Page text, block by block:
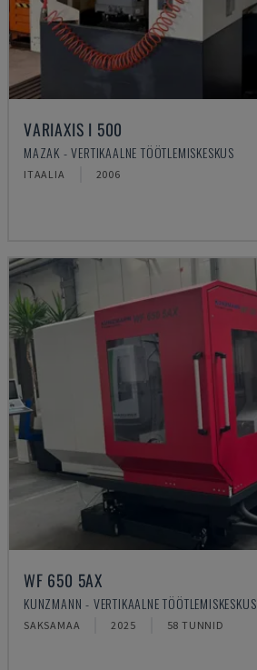
VARIAXIS I 500
MAZAK - VERTIKAALNE TÖÖTLEMISKESKUS
ITAALIA 2006
WF 650 5AX
KUNZMANN - VERTIKAALNE TÖÖTLEMISKESKUS
SAKSAMAA 2025 58 TUNNID